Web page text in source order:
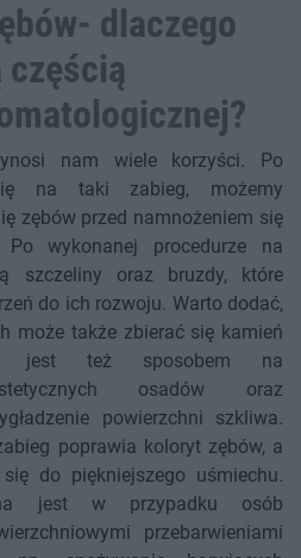
dlaczego
częścią
nam wiele korzyści. Po
na taki zabieg, możemy
zębów przed namnożeniem się
Po wykonanej procedurze na
szczeliny oraz bruzdy, które
do ich rozwoju. Warto dodać,
może także zbierać się kamień
jest też sposobem na
osadów oraz
powierzchni szkliwa.
poprawia koloryt zębów, a
do piękniejszego uśmiechu.
jest w przypadku osób
przebarwieniami